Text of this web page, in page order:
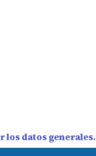
los datos generales.